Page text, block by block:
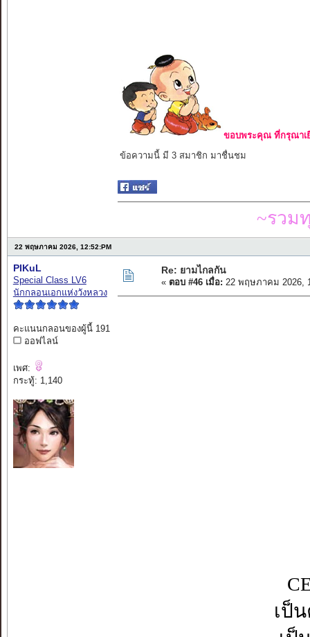
ขอบพระคุณ ที่กรุณาเ
ข้อความนี้ มี 3 สมาชิก มาชื่นชม
~รวม
22 พฤษภาคม 2026, 12:52:PM
PIKuL
Special Class LV6
นักกลอนเอกแห่งวังหลวง
คะแนนกลอนของผู้นี้ 191
ออฟไลน์
เพศ:
กระทู้: 1,140
Re: ยามไกลกัน
« ตอบ #46 เมื่อ: 22 พฤษภาคม 2026,
เป็